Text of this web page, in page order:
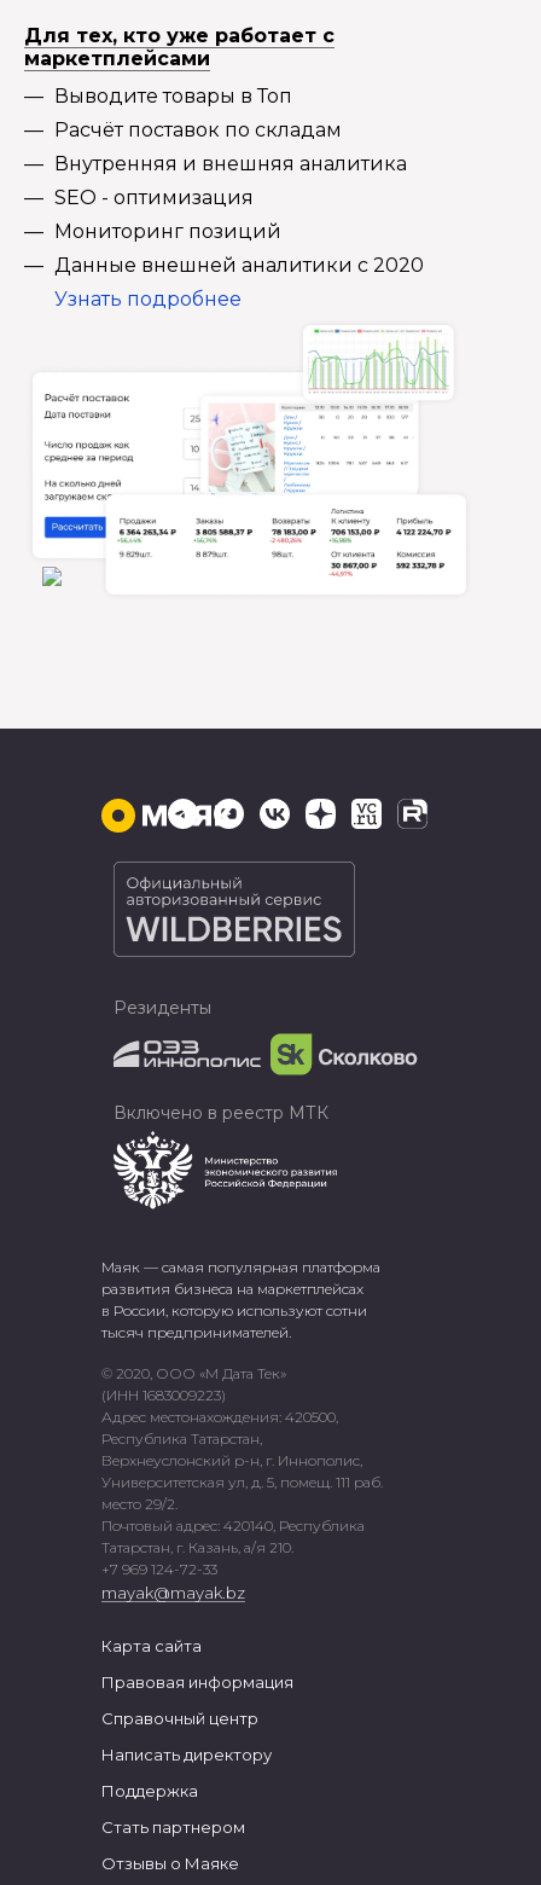
Для тех, кто уже работает с
маркетплейсами
Выводите товары в Топ
Расчёт поставок по складам
Внутренняя и внешняя аналитика
SEO - оптимизация
Мониторинг позиций
Данные внешней аналитики с 2020
Узнать подробнее
Маяк — самая популярная платформа
развития бизнеса на маркетплейсах
в России, которую используют сотни
тысяч предпринимателей.
© 2020, ООО «М Дата Тек»
(ИНН 1683009223)
Адрес местонахождения: 420500,
Республика Татарстан,
Верхнеуслонский р-н, г. Иннополис,
Университетская ул, д. 5, помещ. 111 раб.
место 29/2.
Почтовый адрес: 420140, Республика
Татарстан, г. Казань, а/я 210.
+7 969 124-72-33
mayak@mayak.bz
Карта сайта
Правовая информация
Справочный центр
Написать директору
Поддержка
Стать партнером
Отзывы о Маяке
Резиденты
Включено в реестр МТК